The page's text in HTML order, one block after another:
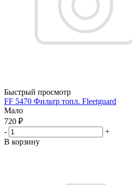
Быстрый просмотр
FF 5470 Фильтр топл. Fleetguard
Мало
720 ₽
-
+
В корзину